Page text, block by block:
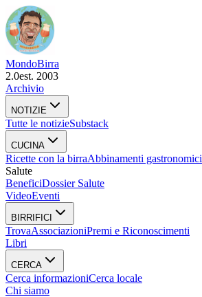
MondoBirra
2.0est. 2003
Archivio
NOTIZIE
Tutte le notizieSubstack
CUCINA
Ricette con la birraAbbinamenti gastronomici
Salute
BeneficiDossier Salute
VideoEventi
BIRRIFICI
TrovaAssociazioniPremi e Riconoscimenti
Libri
CERCA
Cerca informazioniCerca locale
Chi siamo